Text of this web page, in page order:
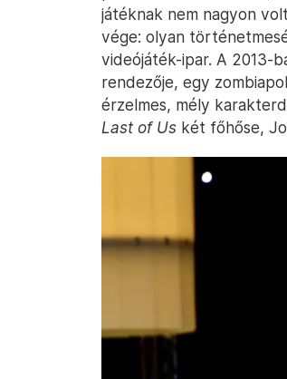
játéknak nem nagyon
vége: olyan
videójáték-ipar. A 2013-
rendezője, egy
érzelmes, mély
Last of Us két főhőse,